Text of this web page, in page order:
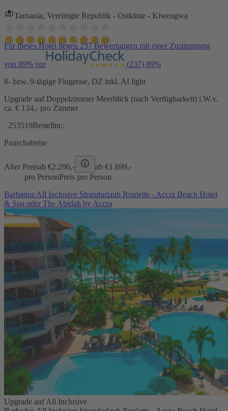
Tansania, Vereinigte Republik - Ostküste - Kiwengwa
Für dieses Hotel liegen 237 Bewertungen mit einer Zustimmung
von 89% vor (237) 89%
8- bzw. 9-tägige Flugreise, DZ inkl. AI light
Upgrade auf Doppelzimmer Meerblick (nach Verfügbarkeit) i.W.v.
ca. € 134,- pro Zimmer
253519Bestellnr.:
Pauschalreise
Alter Preisab €2.296,- ab €1.699,-
pro PersonPreis pro Person
Barbados All Inclusive Strandurlaub Roulette - Accra Beach Hotel
& Spa oder The Abidah by Accra
Upgrade auf All Inclusive